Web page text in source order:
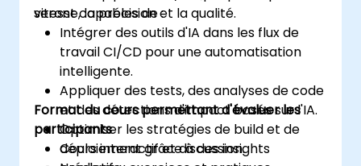
vitesse, la précision et la qualité.
seront capables de :
Intégrer des outils d'IA dans les flux de
travail CI/CD pour une automatisation
intelligente.
Appliquer des tests, des analyses de code
et des détections d'impact basés sur l'IA.
Optimiser les stratégies de build et de
déploiement grâce à des insights
Format du cours permettant d'évaluer les
participants
Cours interactif et discussion.